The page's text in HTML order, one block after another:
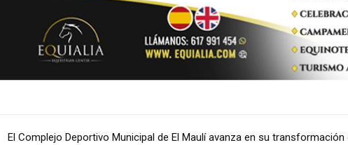
El Complejo Deportivo Municipal de El Maulí avanza en su transformación
Manolo Barón renueva el apoyo municipal al Antequera CF ante el inicio